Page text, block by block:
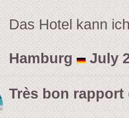
Das Hotel kann
Hamburg July
Très bon